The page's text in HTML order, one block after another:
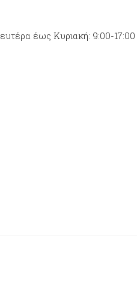
έως Κυριακή: 9:00-17:00